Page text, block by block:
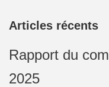
Articles récents
Rapport du
2025